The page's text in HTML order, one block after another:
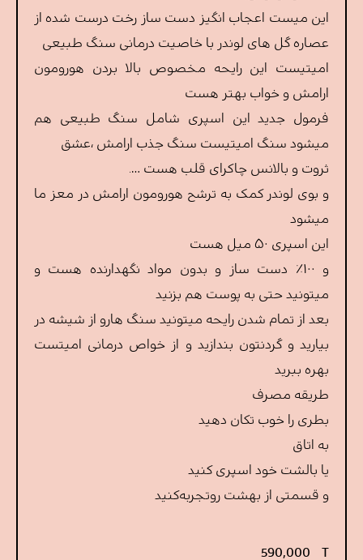
این میست اعجاب انگیز دست ساز رخت درست شده از
عصاره گل های لوندر با خاصیت درمانی سنگ طبیعی
امیتیست این رایحه مخصوص بالا بردن هورومون
ارامش و خواب بهتر هست
فرمول جدید این اسپری شامل سنگ طبیعی هم
میشود سنگ امیتیست سنگ جذب ارامش ،عشق
ثروت و بالانس چاکرای قلب هست ….
و بوی لوندر کمک به ترشح هورومو‌ن ارامش در معز ما
میشود
این اسپری ۵۰ میل هست
و ۱۰۰٪ دست ساز و بدون مواد نگهدارنده هست و
میتونید حتی به پوست هم بزنید
بعد از تمام شدن رایحه میتونید سنگ هارو از شیشه در
بیارید و گردنتون بندازید و از خواص درمانی امیتست
بهره ببرید
طریقه مصرف
بطری را خوب تکان دهید
به اتاق
یا بالشت خود اسپری کنید
و قسمتی از بهشت رو‌تجربه‌کنید
590,000 T